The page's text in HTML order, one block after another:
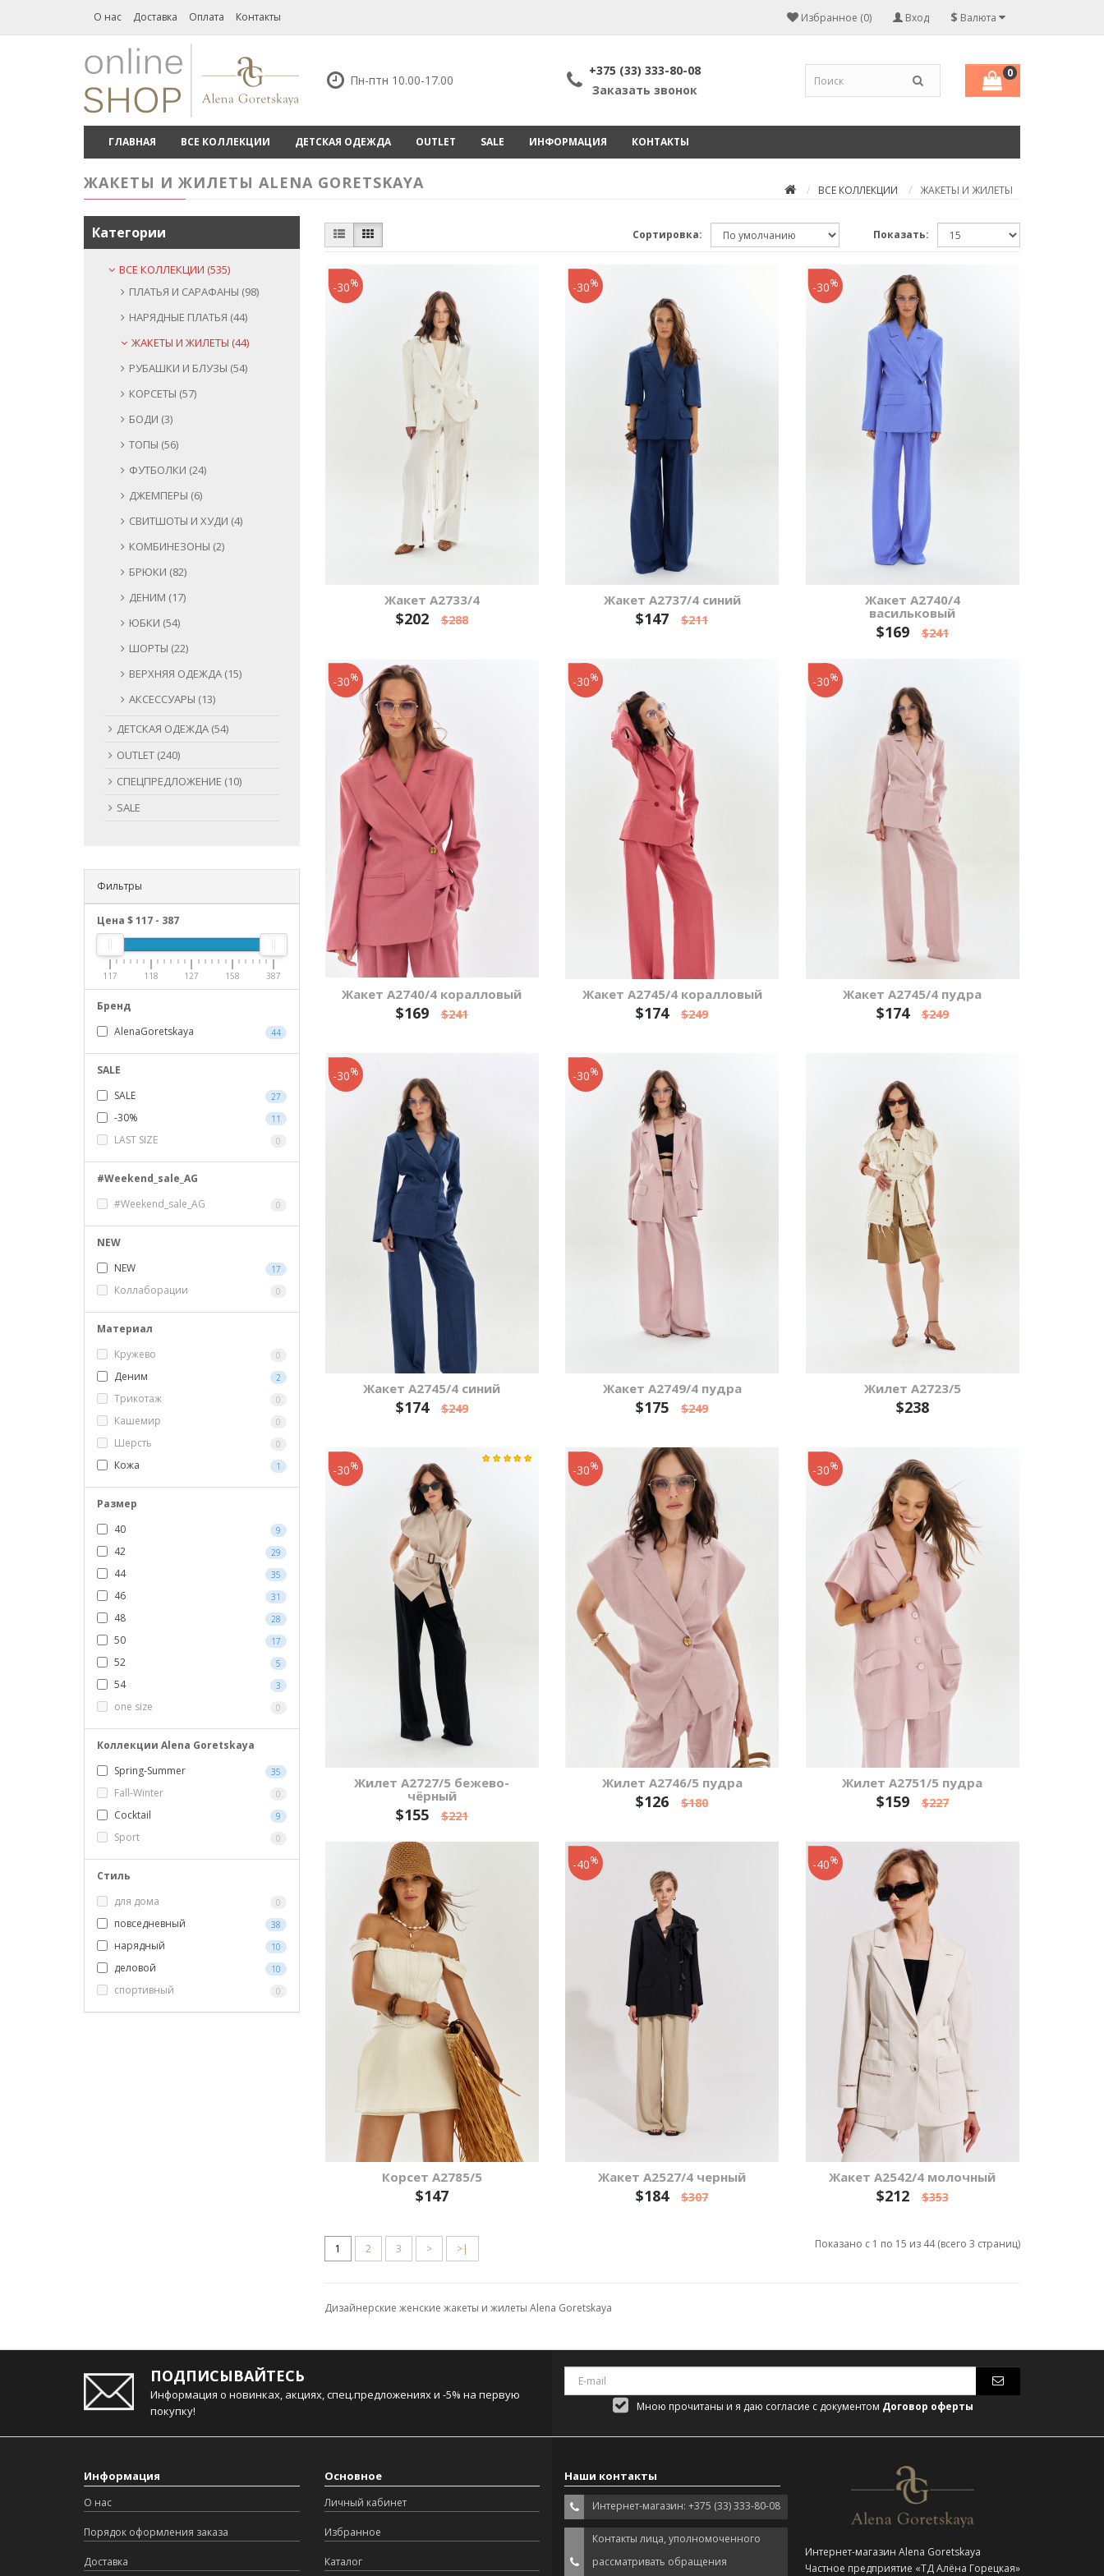
О нас Доставка Оплата Контакты $ Валюта
Вход
Избранное (0)
Пн-птн 10.00-17.00
+375 (33) 333-80-08
Заказать звонок
0
ГЛАВНАЯ ВСЕ КОЛЛЕКЦИИ ДЕТСКАЯ ОДЕЖДА OUTLET SALE ИНФОРМАЦИЯ КОНТАКТЫ
ВСЕ КОЛЛЕКЦИИ ЖАКЕТЫ И ЖИЛЕТЫ
ЖАКЕТЫ И ЖИЛЕТЫ ALENA GORETSKAYA
Категории
ВСЕ КОЛЛЕКЦИИ (535)
ПЛАТЬЯ И САРАФАНЫ (98)
НАРЯДНЫЕ ПЛАТЬЯ (44)
ЖАКЕТЫ И ЖИЛЕТЫ (44)
РУБАШКИ И БЛУЗЫ (54)
КОРСЕТЫ (57)
БОДИ (3)
ТОПЫ (56)
ФУТБОЛКИ (24)
ДЖЕМПЕРЫ (6)
СВИТШОТЫ И ХУДИ (4)
КОМБИНЕЗОНЫ (2)
БРЮКИ (82)
ДЕНИМ (17)
ЮБКИ (54)
ШОРТЫ (22)
ВЕРХНЯЯ ОДЕЖДА (15)
АКСЕССУАРЫ (13)
ДЕТСКАЯ ОДЕЖДА (54)
OUTLET (240)
СПЕЦПРЕДЛОЖЕНИЕ (10)
SALE
Фильтры
Цена $117 - 387
117 118 127 158 387
Бренд
AlenaGoretskaya
44
SALE
SALE
27
-30% 11
LAST SIZE 0
#Weekend_sale_AG
#Weekend_sale_AG
0
NEW
NEW
17
Коллаборации 0
Материал
Кружево
0
Деним 2
Трикотаж 0
Кашемир 0
Шерсть 0
Кожа 1
Размер
40
9
42 29
44 35
46 31
48 28
50 17
52 5
54 3
one size 0
Коллекции Alena Goretskaya
Spring-Summer
35
Fall-Winter 0
Cocktail 9
Sport 0
Стиль
для дома
0
повседневный 38
нарядный 10
деловой 10
спортивный 0
Сортировка: Показать:
Жакет А2733/4
$202 $288
-30%
Жакет А2737/4 синий
$147 $211
-30%
Жакет А2740/4
васильковый
$169 $241
-30%
Жакет А2740/4 коралловый
$169 $241
-30%
Жакет А2745/4 коралловый
$174 $249
-30%
Жакет А2745/4 пудра
$174 $249
-30%
Жакет А2745/4 синий
$174 $249
-30%
Жакет А2749/4 пудра
$175 $249
-30%
Жилет А2723/5
$238
Жилет А2727/5 бежево-
чёрный
$155 $221
-30%
Жилет А2746/5 пудра
$126 $180
-30%
Жилет А2751/5 пудра
$159 $227
-30%
Корсет А2785/5
$147
Жакет А2527/4 черный
$184 $307
-40%
Жакет А2542/4 молочный
$212 $353
-40%
1 2 3 > >| Показано с 1 по 15 из 44 (всего 3 страниц)
Дизайнерские женские жакеты и жилеты Alena Goretskaya
ПОДПИСЫВАЙТЕСЬ
Информация о новинках, акциях, спец.предложениях и -5% на первую
покупку!
Мною прочитаны и я даю согласие с документом Договор оферты
Информация
О нас
Порядок оформления заказа
Доставка
Основное
Личный кабинет
Избранное
Каталог
Наши контакты
Интернет-магазин: +375 (33) 333-80-08
Контакты лица, уполномоченного
рассматривать обращения
Интернет-магазин Alena Goretskaya
Частное предприятие «ТД Алёна Горецкая»